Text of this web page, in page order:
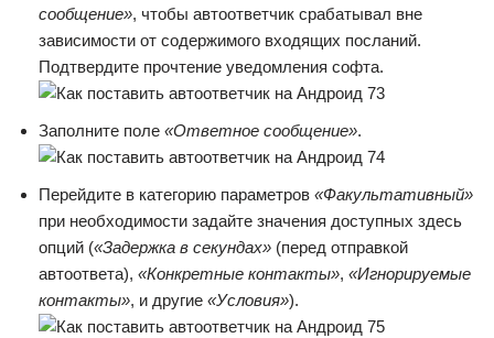
сообщение», чтобы автоответчик срабатывал вне
зависимости от содержимого входящих посланий.
Подтвердите прочтение уведомления софта.
Заполните поле «Ответное сообщение».
Перейдите в категорию параметров «Факультативный»
при необходимости задайте значения доступных здесь
опций («Задержка в секундах» (перед отправкой
автоответа), «Конкретные контакты», «Игнорируемые
контакты», и другие «Условия»).